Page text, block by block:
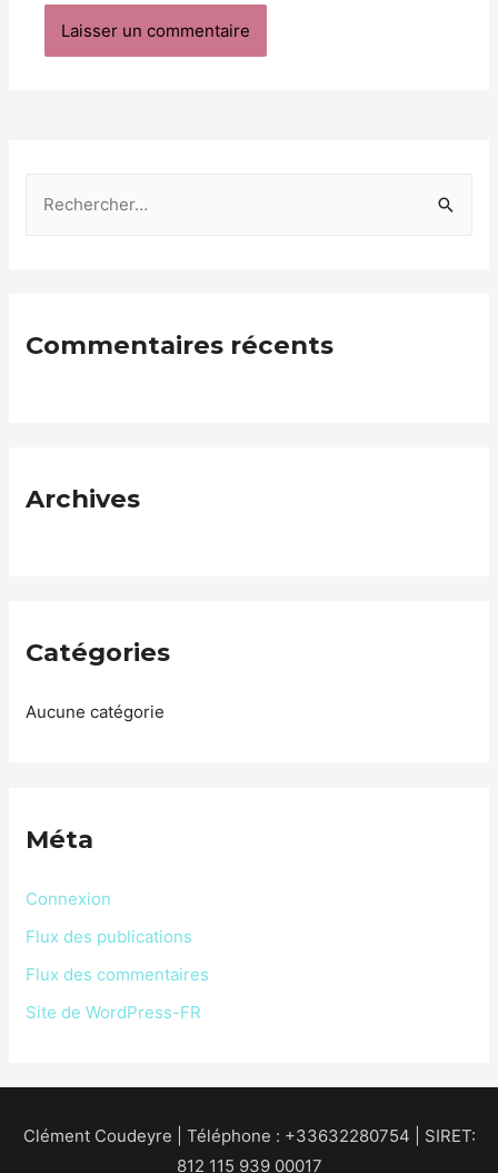
Commentaires récents
Archives
Catégories
Aucune catégorie
Méta
Connexion
Flux des publications
Flux des commentaires
Site de WordPress-FR
Clément Coudeyre | Téléphone : +33632280754 | SIRET:
812 115 939 00017